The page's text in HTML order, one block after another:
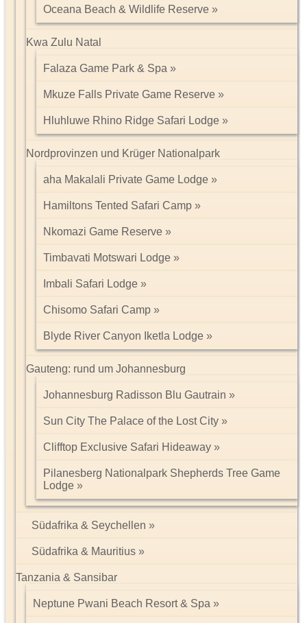
Oceana Beach & Wildlife Reserve
Kwa Zulu Natal
Falaza Game Park & Spa
Mkuze Falls Private Game Reserve
Hluhluwe Rhino Ridge Safari Lodge
Nordprovinzen und Krüger Nationalpark
aha Makalali Private Game Lodge
Hamiltons Tented Safari Camp
Nkomazi Game Reserve
Timbavati Motswari Lodge
Imbali Safari Lodge
Chisomo Safari Camp
Blyde River Canyon Iketla Lodge
Gauteng: rund um Johannesburg
Johannesburg Radisson Blu Gautrain
Sun City The Palace of the Lost City
Clifftop Exclusive Safari Hideaway
Pilanesberg Nationalpark Shepherds Tree Game
Lodge
Südafrika & Seychellen
Südafrika & Mauritius
Tanzania & Sansibar
Neptune Pwani Beach Resort & Spa